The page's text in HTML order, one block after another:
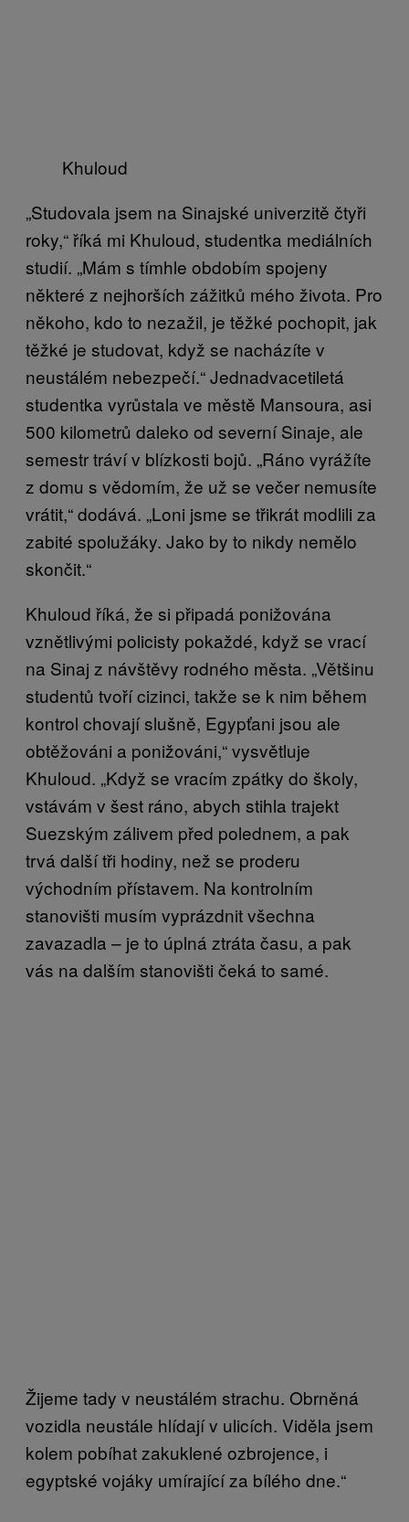
Khuloud
„Studovala jsem na Sinajské univerzitě čtyři
roky,“ říká mi Khuloud, studentka mediálních
studií. „Mám s tímhle obdobím spojeny
některé z nejhorších zážitků mého života. Pro
někoho, kdo to nezažil, je těžké pochopit, jak
těžké je studovat, když se nacházíte v
neustálém nebezpečí.“ Jednadvacetiletá
studentka vyrůstala ve městě Mansoura, asi
500 kilometrů daleko od severní Sinaje, ale
semestr tráví v blízkosti bojů. „Ráno vyrážíte
z domu s vědomím, že už se večer nemusíte
vrátit,“ dodává. „Loni jsme se třikrát modlili za
zabité spolužáky. Jako by to nikdy nemělo
skončit.“
Khuloud říká, že si připadá ponižována
vznětlivými policisty pokaždé, když se vrací
na Sinaj z návštěvy rodného města. „Většinu
studentů tvoří cizinci, takže se k nim během
kontrol chovají slušně, Egypťani jsou ale
obtěžováni a ponižováni,“ vysvětluje
Khuloud. „Když se vracím zpátky do školy,
vstávám v šest ráno, abych stihla trajekt
Suezským zálivem před polednem, a pak
trvá další tři hodiny, než se proderu
východním přístavem. Na kontrolním
stanovišti musím vyprázdnit všechna
zavazadla – je to úplná ztráta času, a pak
vás na dalším stanovišti čeká to samé.
Žijeme tady v neustálém strachu. Obrněná
vozidla neustále hlídají v ulicích. Viděla jsem
kolem pobíhat zakuklené ozbrojence, i
egyptské vojáky umírající za bílého dne.“